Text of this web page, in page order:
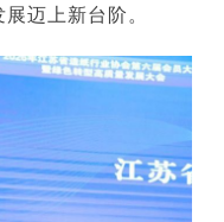
迈上新台阶。